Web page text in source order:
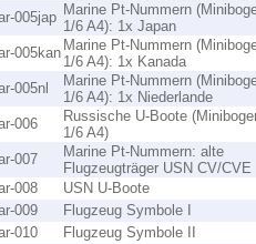
005jap Marine Pt-Nummern
1/6 A4): 1x Japan
005kan Marine Pt-Nummern
1/6 A4): 1x Kanada
005nl
Marine Pt-Nummern
1/6 A4): 1x Niederlande
006
Russische U-Boote
1/6 A4)
007
Marine Pt-Nummern: alte
Flugzeugträger USN CV/CVE
008 USN U-Boote
009 Flugzeug Symbole I
010 Flugzeug Symbole II